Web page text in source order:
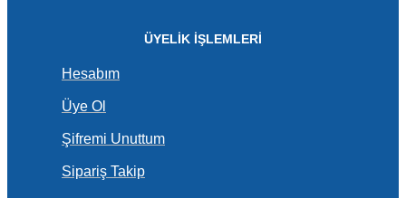
ÜYELİK İŞLEMLERİ
Hesabım
Üye Ol
Şifremi Unuttum
Sipariş Takip